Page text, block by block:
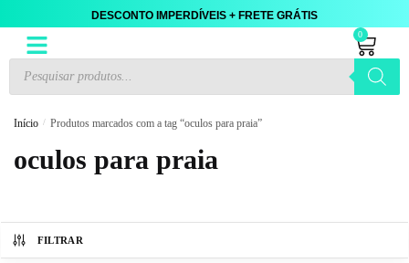
DESCONTO IMPERDÍVEIS + FRETE GRÁTIS
0
Início / Produtos marcados com a tag “oculos para praia”
oculos para praia
FILTRAR